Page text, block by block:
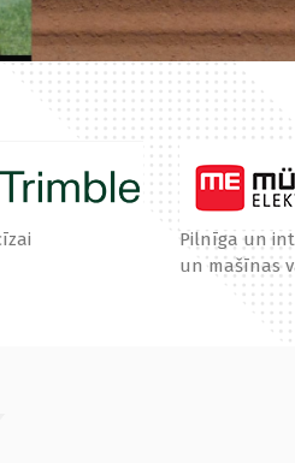
Pilnīga un
un mašīnas